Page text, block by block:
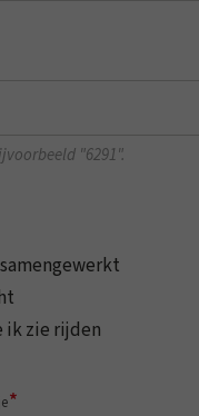
"6291".
ik zie rijden
*